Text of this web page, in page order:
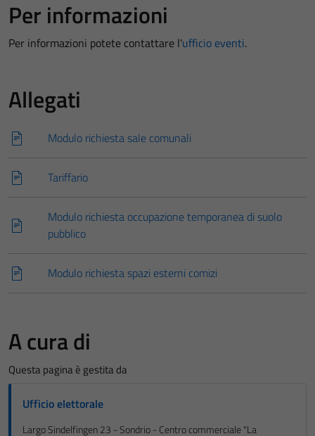
Per informazioni
Per informazioni potete contattare l'ufficio eventi.
Allegati
Modulo richiesta sale comunali
Tariffario
Modulo richiesta occupazione temporanea di suolo
pubblico
Modulo richiesta spazi esterni comizi
A cura di
Questa pagina è gestita da
Ufficio elettorale
Largo Sindelfingen 23 - Sondrio - Centro commerciale "La
sono necessari
disabilitati.
Questi cookie